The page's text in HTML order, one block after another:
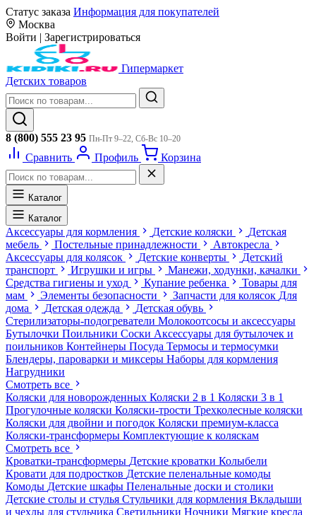
Статус заказа Информация для покупателей
Москва
Войти | Зарегистрироваться
Гипермаркет
Детских товаров
8 (800) 555 23 95 Пн-Пт 9–22, Сб-Вс 10–20
Сравнить Профиль Корзина
Каталог
Каталог
Аксессуары для кормления Детские коляски
Детская
мебель
Постельные принадлежности
Автокресла
Аксессуары для колясок
Детские конверты
Детский
транспорт
Игрушки и игры
Манежи, ходунки, качалки
Средства гигиены и уход
Купание ребенка
Товары для
мам
Элементы безопасности Запчасти для колясок Для
дома
Детская одежда
Детская обувь
Стерилизаторы-подогреватели Молокоотсосы и аксессуары
Бутылочки Поильники Соски Аксессуары для бутылочек и
поильников Контейнеры Посуда Термосы и термосумки
Блендеры, пароварки и миксеры Наборы для кормления
Нагрудники
Смотреть все
Коляски для новорожденных Коляски 2 в 1 Коляски 3 в 1
Прогулочные коляски Коляски-трости Трехколесные коляски
Коляски для двойни и погодок Коляски премиум-класса
Коляски-трансформеры Комплектующие к коляскам
Смотреть все
Кроватки-трансформеры Детские кроватки Колыбели
Кровати для подростков Детские пеленальные комоды
Комоды Детские шкафы Пеленальные доски и столики
Детские столы и стулья Стульчики для кормления Вкладыши
и чехлы для стульчика Светильники Ночники Мягкие кресла